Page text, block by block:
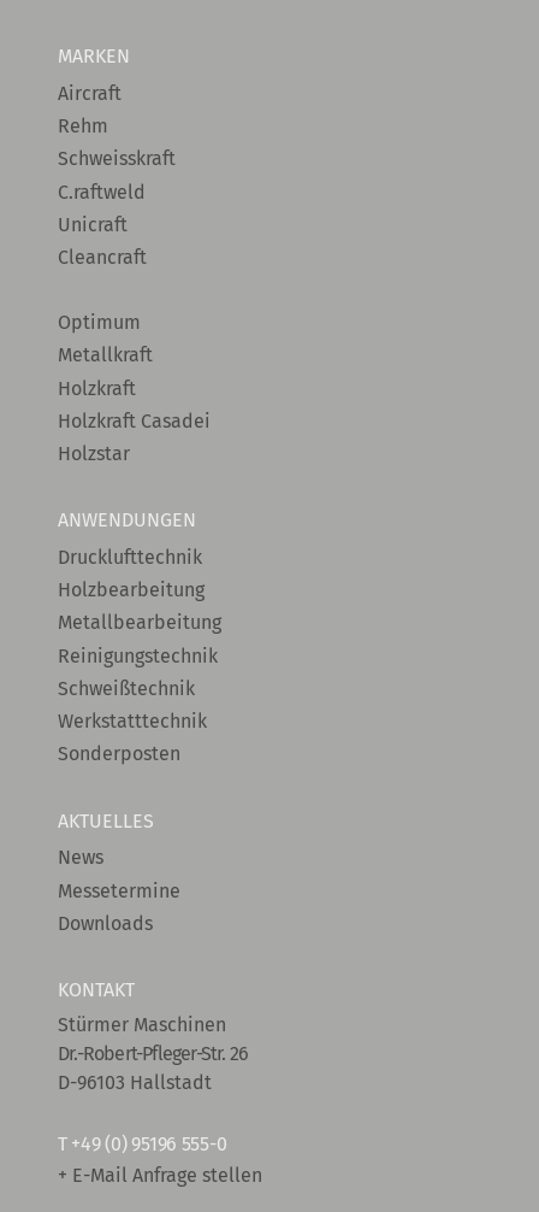
MARKEN
Aircraft
Rehm
Schweisskraft
C.raftweld
Unicraft
Cleancraft
Optimum
Metallkraft
Holzkraft
Holzkraft Casadei
Holzstar
ANWENDUNGEN
Drucklufttechnik
Holzbearbeitung
Metallbearbeitung
Reinigungstechnik
Schweißtechnik
Werkstatttechnik
Sonderposten
AKTUELLES
News
Messetermine
Downloads
KONTAKT
Stürmer Maschinen
Dr.-Robert-Pfleger-Str. 26
D-96103 Hallstadt
T +49 (0) 95196 555-0
+ E-Mail Anfrage stellen